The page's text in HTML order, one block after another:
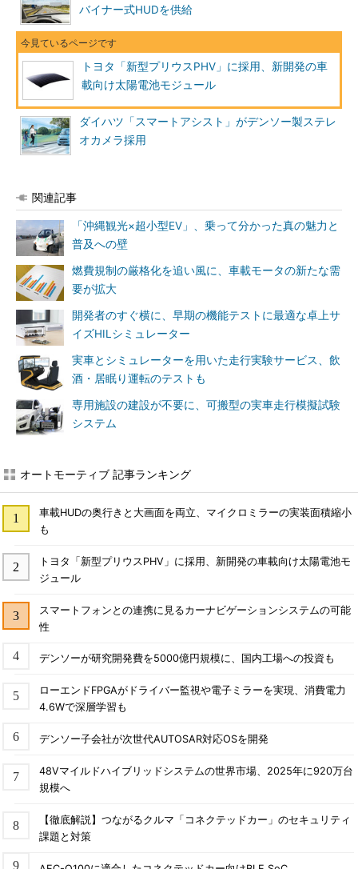
バイナー式HUDを供給
トヨタ「新型プリウスPHV」に採用、新開発の車
載向け太陽電池モジュール
ダイハツ「スマートアシスト」がデンソー製ステレ
オカメラ採用
関連記事
「沖縄観光×超小型EV」、乗って分かった真の魅力と
普及への壁
燃費規制の厳格化を追い風に、車載モータの新たな需
要が拡大
開発者のすぐ横に、早期の機能テストに最適な卓上サ
イズHILシミュレーター
実車とシミュレーターを用いた走行実験サービス、飲
酒・居眠り運転のテストも
専用施設の建設が不要に、可搬型の実車走行模擬試験
システム
オートモーティブ 記事ランキング
車載HUDの奥行きと大画面を両立、マイクロミラーの実装面積縮小
も
トヨタ「新型プリウスPHV」に採用、新開発の車載向け太陽電池モ
ジュール
スマートフォンとの連携に見るカーナビゲーションシステムの可能
性
デンソーが研究開発費を5000億円規模に、国内工場への投資も
ローエンドFPGAがドライバー監視や電子ミラーを実現、消費電力
4.6Wで深層学習も
デンソー子会社が次世代AUTOSAR対応OSを開発
48Vマイルドハイブリッドシステムの世界市場、2025年に920万台
規模へ
【徹底解説】つながるクルマ「コネクテッドカー」のセキュリティ
課題と対策